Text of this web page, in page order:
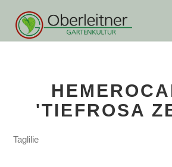
'TIEFROSA
Taglilie